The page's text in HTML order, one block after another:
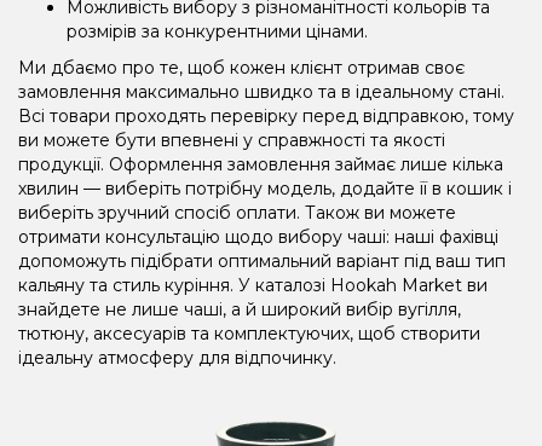
Можливість вибору з різноманітності кольорів та
розмірів за конкурентними цінами.
Ми дбаємо про те, щоб кожен клієнт отримав своє
замовлення максимально швидко та в ідеальному стані.
Всі товари проходять перевірку перед відправкою, тому
ви можете бути впевнені у справжності та якості
продукції. Оформлення замовлення займає лише кілька
хвилин — виберіть потрібну модель, додайте її в кошик і
виберіть зручний спосіб оплати. Також ви можете
отримати консультацію щодо вибору чаші: наші фахівці
допоможуть підібрати оптимальний варіант під ваш тип
кальяну та стиль куріння. У каталозі Hookah Market ви
знайдете не лише чаші, а й широкий вибір вугілля,
тютюну, аксесуарів та комплектуючих, щоб створити
ідеальну атмосферу для відпочинку.